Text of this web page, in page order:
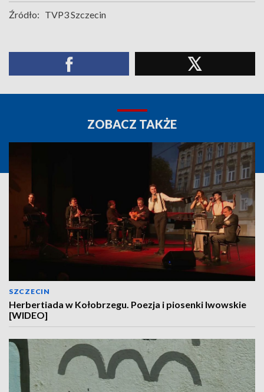
Źródło: TVP3 Szczecin
ZOBACZ TAKŻE
SZCZECIN
Herbertiada w Kołobrzegu. Poezja i piosenki lwowskie
[WIDEO]